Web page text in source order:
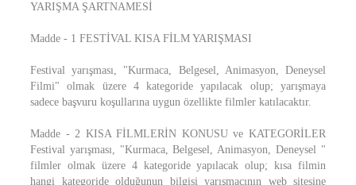
YARIŞMA ŞARTNAMESİ
Madde - 1 FESTİVAL KISA FİLM YARIŞMASI
Festival yarışması, "Kurmaca, Belgesel, Animasyon, Deneysel
Filmi" olmak üzere 4 kategoride yapılacak olup; yarışmaya
sadece başvuru koşullarına uygun özellikte filmler katılacaktır.
Madde - 2 KISA FİLMLERİN KONUSU ve KATEGORİLER
Festival yarışması, "Kurmaca, Belgesel, Animasyon, Deneysel "
filmler olmak üzere 4 kategoride yapılacak olup; kısa filmin
hangi kategoride olduğunun bilgisi yarışmacının web sitesine